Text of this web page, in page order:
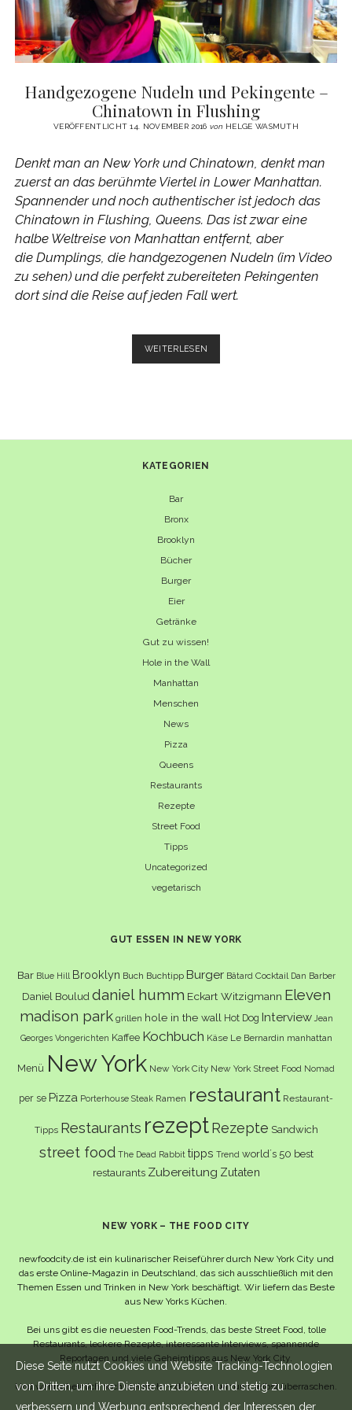
Handgezogene Nudeln und Pekingente –
Chinatown in Flushing
VERÖFFENTLICHT 14. NOVEMBER 2016 von HELGE WASMUTH
Denkt man an New York und Chinatown, denkt man
zuerst an das berühmte Viertel in Lower Manhattan.
Spannender und noch authentischer ist jedoch das
Chinatown in Flushing, Queens. Das ist zwar eine
halbe Weltreise von Manhattan entfernt, aber
die Dumplings, die handgezogenen Nudeln (im Video
zu sehen) und die perfekt zubereiteten Pekingenten
dort sind die Reise auf jeden Fall wert.
WEITERLESEN
NUDELN
KATEGORIEN
Bar
Bronx
Brooklyn
Bücher
Burger
Eier
Getränke
Gut zu wissen!
Hole in the Wall
Manhattan
Menschen
News
Pizza
Queens
Restaurants
Rezepte
Street Food
Tipps
Uncategorized
vegetarisch
GUT ESSEN IN NEW YORK
Bar Blue Hill Brooklyn Buch Buchtipp Burger Bâtard Cocktail Dan Barber
Daniel Boulud daniel humm Eckart Witzigmann Eleven
madison park grillen hole in the wall Hot Dog Interview Jean
Georges Vongerichten Kaffee Kochbuch Käse Le Bernardin manhattan
Menü New York New York City New York Street Food Nomad
per se Pizza Porterhouse Steak Ramen restaurant Restaurant-
Tipps Restaurants rezept Rezepte Sandwich
street food The Dead Rabbit tipps Trend world´s 50 best
restaurants Zubereitung Zutaten
NEW YORK – THE FOOD CITY
newfoodcity.de ist ein kulinarischer Reiseführer durch New York City und
das erste Online-Magazin in Deutschland, das sich ausschließlich mit den
Themen Essen und Trinken in New York beschäftigt. Wir liefern das Beste
aus New Yorks Küchen.
Bei uns gibt es die neuesten Food-Trends, das beste Street Food, tolle
Restaurants, leckere Rezepte, interessante Interviews, spannende
Reportagen und viele Geheimtipps aus New York City.
Und wahrscheinlich noch viel mehr – da lassen wir uns selbst überraschen.
Diese Seite nutzt Cookies und Website Tracking-Technologien
von Dritten, um ihre Dienste anzubieten und stetig zu
verbessern und Werbung entsprechend der Interessen der